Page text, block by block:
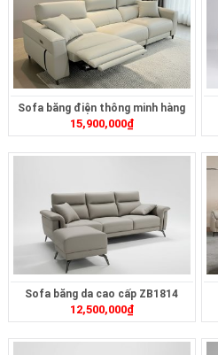
Sofa băng điện thông minh hàng
sẵn ZT349B
15,900,000₫
Sofa băng da cao cấp ZB1814
12,500,000₫